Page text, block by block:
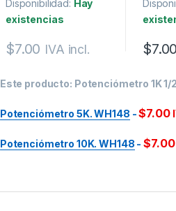
Disponibilidad: Hay
existencias
$7.00 IVA incl. $7.00
Este producto: Potenciómetro 1K 1/
Potenciómetro 5K. WH148 -$7.00
Potenciómetro 10K. WH148 -$7.00